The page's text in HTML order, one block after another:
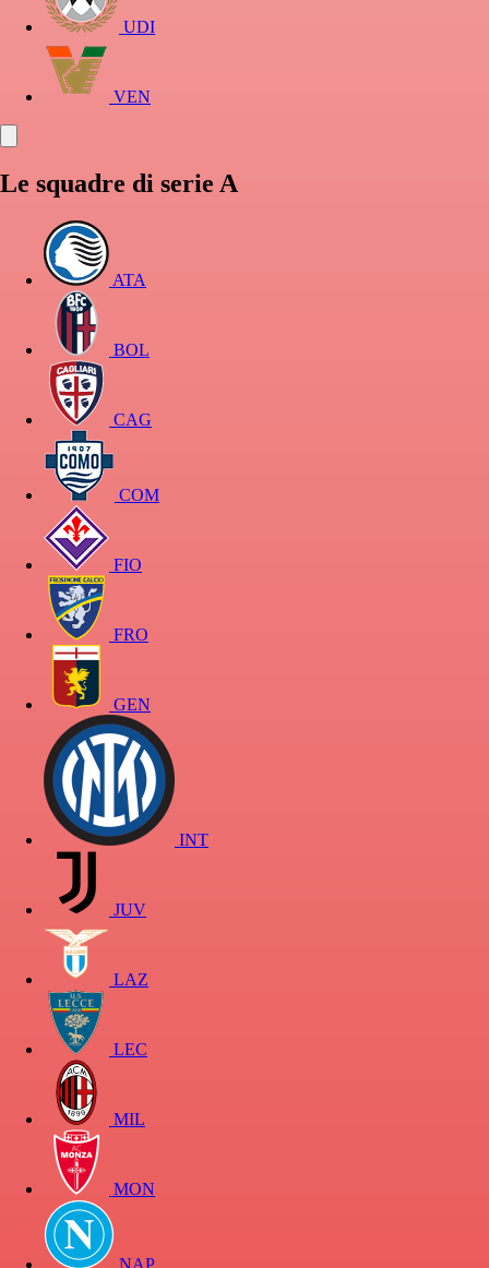
UDI
VEN
Le squadre di serie A
ATA
BOL
CAG
COM
FIO
FRO
GEN
INT
JUV
LAZ
LEC
MIL
MON
NAP